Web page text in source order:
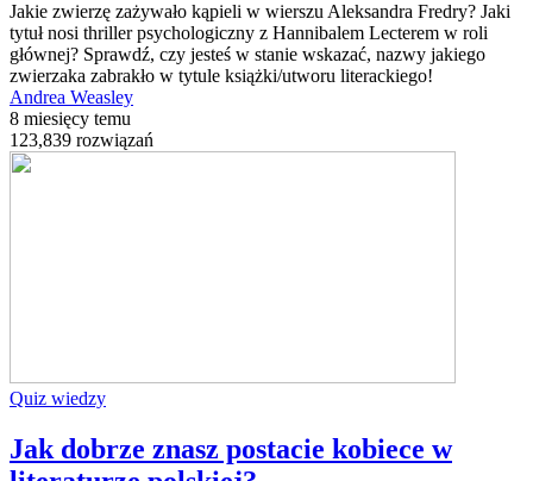
Jakie zwierzę zażywało kąpieli w wierszu Aleksandra Fredry? Jaki
tytuł nosi thriller psychologiczny z Hannibalem Lecterem w roli
głównej? Sprawdź, czy jesteś w stanie wskazać, nazwy jakiego
zwierzaka zabrakło w tytule książki/utworu literackiego!
Andrea Weasley
8 miesięcy temu
123,839 rozwiązań
Quiz wiedzy
Jak dobrze znasz postacie kobiece w